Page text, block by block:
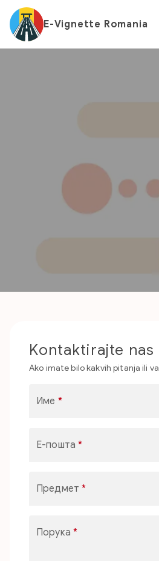
E-Vignette Romania
Kontaktirajte nas
Ako imate bilo kakvih pitanja ili
Име *
Е-пошта*
Предмет*
Порука*